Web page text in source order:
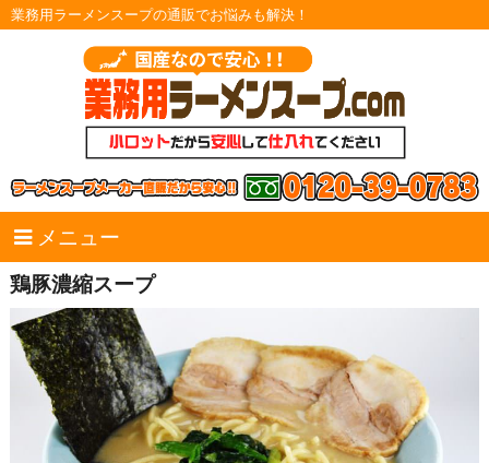
業務用ラーメンスープの通販でお悩みも解決！
メニュー
鶏豚濃縮スープ